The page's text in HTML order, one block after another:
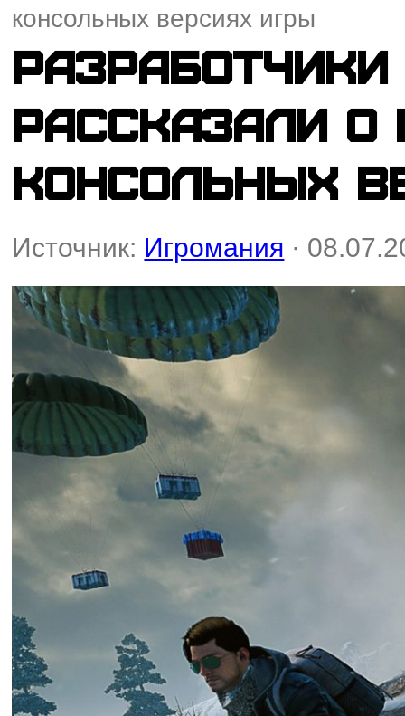
консольных версиях игры
рассказали о
консольных
Источник: Игромания ·